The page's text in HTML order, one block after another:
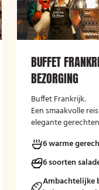
BUFFET
BEZORGING
Buffet Frankrijk.
Een smaakvolle
elegante
van traditie en
Perfect aangevuld
bijgerechten en
zoals crème brûlée
6 warme
6 soorten
Ambachtelijke